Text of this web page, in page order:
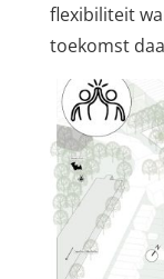
flexibiliteit
toekomst